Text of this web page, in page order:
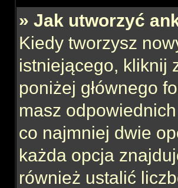
» Jak utworzyć
Kiedy tworzysz
istniejącego, kliknij
poniżej głównego
masz
co najmniej dwie
każda opcja
również ustalić